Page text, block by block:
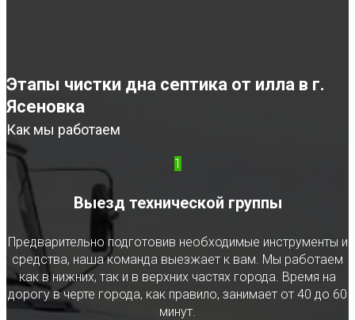
Этапы чистки дна септика от илла в г.
Ясеновка
Как мы работаем
1
Выезд технической группы
Предварительно подготовив необходимые инструменты и
средства, наша команда выезжает к вам. Мы работаем
как в нижних, так и в верхних частях города. Время на
дорогу в черте города, как правило, занимает от 40 до 60
минут.